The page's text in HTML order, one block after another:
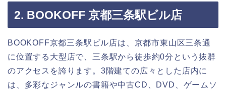
2. BOOKOFF 京都三条駅ビル店
BOOKOFF京都三条駅ビル店は、京都市東山区三条通
に位置する大型店で、三条駅から徒歩約0分という抜群
のアクセスを誇ります。3階建ての広々とした店内に
は、多彩なジャンルの書籍や中古CD、DVD、ゲームソ